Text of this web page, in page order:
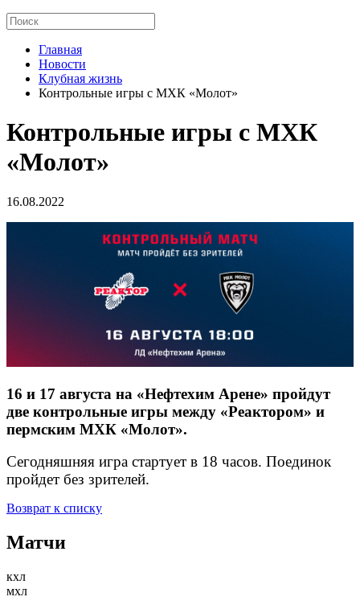
Главная
Новости
Клубная жизнь
Контрольные игры с МХК «Молот»
Контрольные игры с МХК
«Молот»
16.08.2022
16 и 17 августа на «Нефтехим Арене» пройдут
две контрольные игры между «Реактором» и
пермским МХК «Молот».
Сегодняшняя игра стартует в 18 часов. Поединок
пройдет без зрителей.
Возврат к списку
Матчи
кхл
мхл